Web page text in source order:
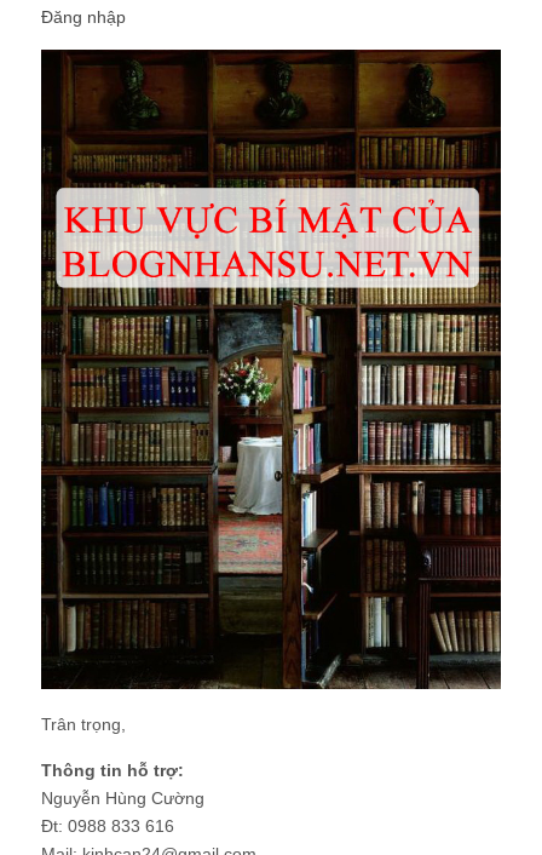
Đăng nhập
Trân trọng,
Thông tin hỗ trợ:
Nguyễn Hùng Cường
Đt: 0988 833 616